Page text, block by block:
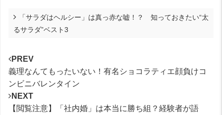
「サラダはヘルシー」は真っ赤な嘘！？ 知っておきたい“太
るサラダ”ベスト3
PREV
義理なんてもったいない！有名ショコラティエ顔負けコ
ンビニバレンタイン
NEXT
【閲覧注意】「社内婚」は本当に勝ち組？経験者が語